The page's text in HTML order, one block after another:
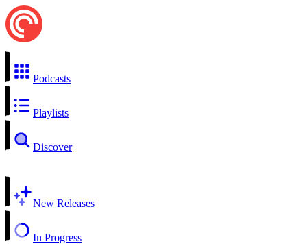
Podcasts
Playlists
Discover
New Releases
In Progress